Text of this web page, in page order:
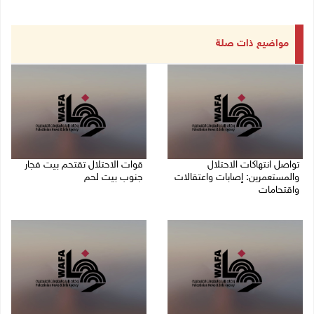
مواضيع ذات صلة
تواصل انتهاكات الاحتلال
والمستعمرين: إصابات واعتقالات
واقتحامات
قوات الاحتلال تقتحم بيت فجار
جنوب بيت لحم